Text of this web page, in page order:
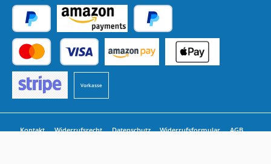
PayPal Amazon Pay Später Bezahlen
Kredit- oder Debitkarte
Vorkasse
Benutzerdefiniertes Bild 1
Kontakt Widerrufsrecht Datenschutz Widerrufsformular
AGB